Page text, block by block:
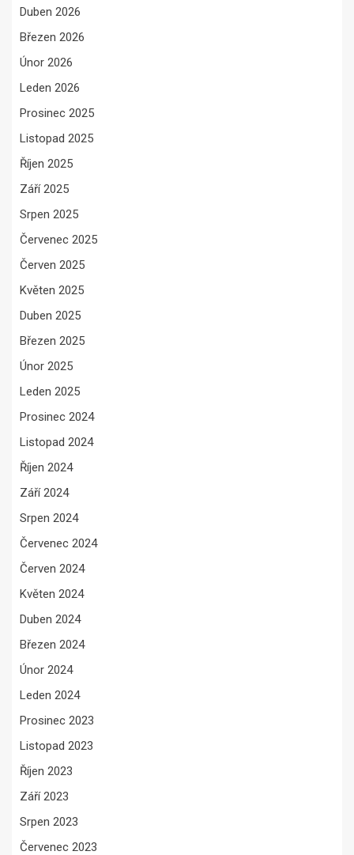
Duben 2026
Březen 2026
Únor 2026
Leden 2026
Prosinec 2025
Listopad 2025
Říjen 2025
Září 2025
Srpen 2025
Červenec 2025
Červen 2025
Květen 2025
Duben 2025
Březen 2025
Únor 2025
Leden 2025
Prosinec 2024
Listopad 2024
Říjen 2024
Září 2024
Srpen 2024
Červenec 2024
Červen 2024
Květen 2024
Duben 2024
Březen 2024
Únor 2024
Leden 2024
Prosinec 2023
Listopad 2023
Říjen 2023
Září 2023
Srpen 2023
Červenec 2023